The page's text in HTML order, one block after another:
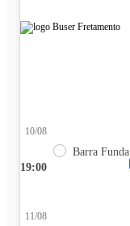
19:00
10/08
Barra Funda
11/08